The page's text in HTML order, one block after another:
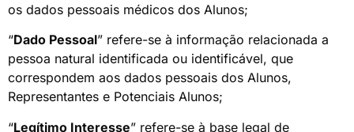
os dados pessoais médicos dos Alunos;
“Dado Pessoal” refere-se à informação relacionada a
pessoa natural identificada ou identificável, que
correspondem aos dados pessoais dos Alunos,
Representantes e Potenciais Alunos;
“Legítimo Interesse” refere-se à base legal de